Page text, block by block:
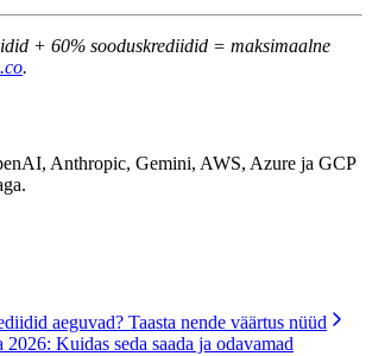
+ 60% sooduskrediidid = maksimaalne
.
Anthropic, Gemini, AWS, Azure ja GCP
aeguvad? Taasta nende väärtus nüüd
Kuidas seda saada ja odavamad